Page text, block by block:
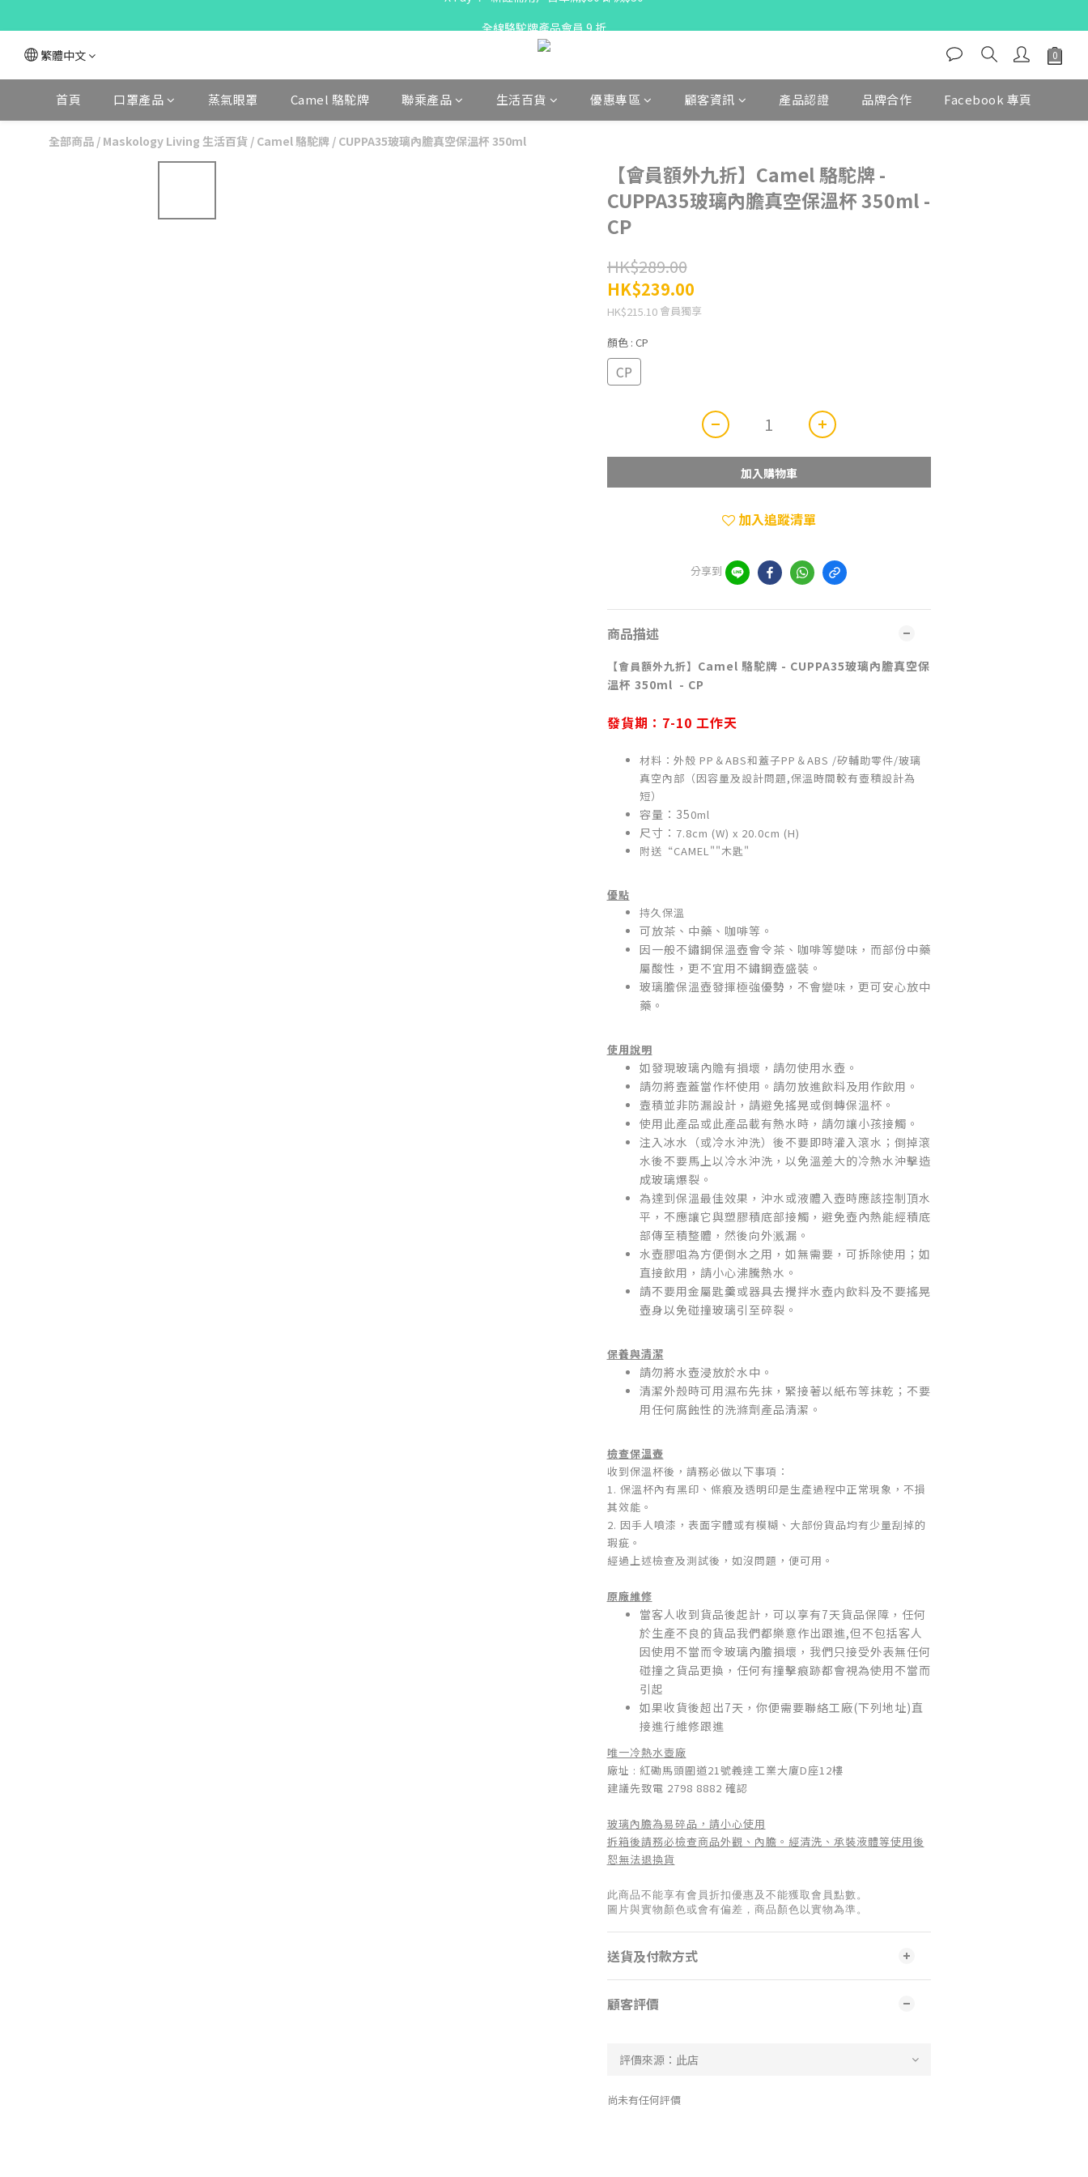
購物折實滿$300可享免運費
X Pay ！  新註冊用戶首單滿$80 即減$30
繁體中文
首頁 口罩產品 蒸氣眼罩 Camel 駱駝牌 聯乘產品 生活百貨 優惠專區 顧客資訊 產品認證 品牌合作 Facebook 專頁
全部商品 / Maskology Living 生活百貨 / Camel 駱駝牌 / CUPPA35玻璃內膽真空保溫杯 350ml
【會員額外九折】Camel 駱駝牌 -
CUPPA35玻璃內膽真空保溫杯 350ml -
CP
HK$289.00
HK$239.00
HK$215.10 會員獨享
顏色 : CP
CP
加入購物車
加入追蹤清單
分享到
商品描述
【會員額外九折】 Camel 駱駝牌 - CUPPA35玻璃內膽真空保
溫杯 350ml - CP
發貨期： 7-10 工作天
材料： 外殼 PP＆ABS和蓋子PP＆ABS /矽輔助零件/玻璃
真空內部（因容量及設計問題,保溫時間較有壺積設計為
短）
容量：350ml
尺寸： 7.8cm (W) x 20.0cm (H)
附送“CAMEL""木匙"
優點
持久保溫
可放茶、中藥、咖啡等。
因一般不鏽鋼保溫壺會令茶、咖啡等變味，而部份中藥
屬酸性，更不宜用不鏽鋼壺盛裝。
玻璃膽保溫壺發揮極強優勢，不會變味，更可安心放中
藥。
使用說明
如發現玻璃內贍有損壞，請勿使用水壺。
請勿將壼蓋當作杯使用。請勿放進飲料及用作飲用。
壼積並非防漏設計，請避免搖晃或倒轉保溫杯。
使用此產品或此產品載有熱水時，請勿讓小孩接觸。
注入冰水（或冷水沖洗）後不要即時灌入滾水；倒掉滾
水後不要馬上以冷水沖洗，以免溫差大的冷熱水沖擊造
成玻璃爆裂。
為達到保溫最佳效果，沖水或液體入壺時應該控制頂水
平，不應讓它與塑膠積底部接觸，避免壺內熱能經積底
部傳至積整體，然後向外溅漏。
水壺膠咀為方便倒水之用，如無需要，可拆除使用；如
直接飲用，請小心沸騰熱水。
請不要用金屬匙羹或器具去攪拌水壺内飲料及不要搖晃
壺身以免碰撞玻璃引至碎裂。
保養與清潔
請勿將水壺浸放於水中。
清潔外殼時可用濕布先抹，緊接著以紙布等抹乾；不要
用任何腐蝕性的洗滌劑產品清潔。
檢查保溫壺
收到保溫杯後，請務必做以下事項：
1. 保溫杯內有黑印、條痕及透明印是生產過程中正常現象，不損
其效能。
2. 因手人噴漆，表面字體或有模糊、大部份貨品均有少量刮掉的
瑕疵。
經過上述檢查及測試後，如沒問題，便可用。
原廠維修
當客人收到貨品後起計，可以享有7天貨品保障，任何
於生產不良的貨品我們都樂意作出跟進,但不包括客人
因使用不當而令玻璃內膽損壞，我們只接受外表無任何
碰撞之貨品更換，任何有撞擊痕跡都會視為使用不當而
引起
如果收貨後超出7天，你便需要聯絡工廠(下列地址)直
接進行維修跟進
唯一冷熱水壺廠
廠址 : 紅磡馬頭圍道21號義達工業大廈D座12樓
建議先致電 2798 8882 確認
玻璃內膽為易碎品，請小心使用
拆箱後請務必檢查商品外觀、內膽。經清洗、承裝液體等使用後
恕無法退換貨
此商品不能享有會員折扣優惠及不能獲取會員點數。
圖片與實物顏色或會有偏差，商品顏色以實物為準。
送貨及付款方式
顧客評價
尚未有任何評價